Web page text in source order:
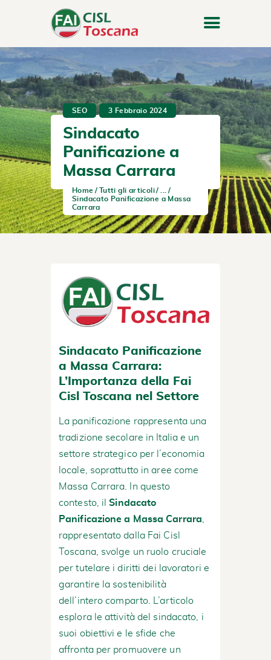
SEO 3 Febbraio 2024
Sindacato
Panificazione a
Massa Carrara
Home Tutti gli articoli
Sindacato Panificazione a Massa
Carrara
Sindacato Panificazione
a Massa Carrara:
L’Importanza della Fai
Cisl Toscana nel Settore
La panificazione rappresenta una
tradizione secolare in Italia e un
settore strategico per l’economia
locale, soprattutto in aree come
Massa Carrara. In questo
contesto, ilSindacato
Panificazione a Massa Carrara
rappresentato dalla Fai Cisl
Toscana, svolge un ruolo cruciale
per tutelare i diritti dei lavoratori e
garantire la sostenibilità
dell’intero comparto. L’articolo
esplora le attività del sindacato, i
suoi obiettivi e le sfide che
affronta per promuovere un